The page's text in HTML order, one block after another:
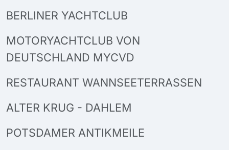
BERLINER YACHTCLUB
MOTORYACHTCLUB VON
DEUTSCHLAND MYCVD
RESTAURANT WANNSEETERRASSEN
ALTER KRUG - DAHLEM
POTSDAMER ANTIKMEILE